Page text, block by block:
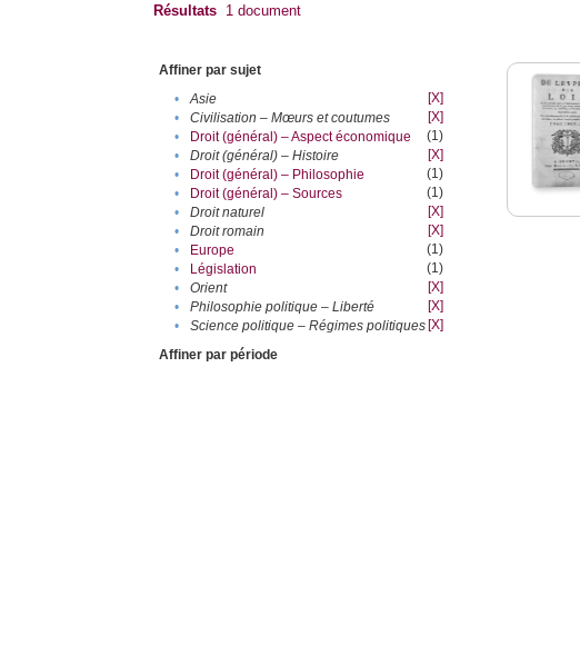
Résultats 1 document
Affiner par sujet
•
Asie
[X]
•
Civilisation – Mœurs et coutumes
[X]
•
Droit (général) – Aspect économique
(1)
•
Droit (général) – Histoire
[X]
•
Droit (général) – Philosophie
(1)
•
Droit (général) – Sources
(1)
•
Droit naturel
[X]
•
Droit romain
[X]
•
Europe
(1)
•
Législation
(1)
•
Orient
[X]
•
Philosophie politique – Liberté
[X]
•
Science politique – Régimes politiques [X]
Affiner par période